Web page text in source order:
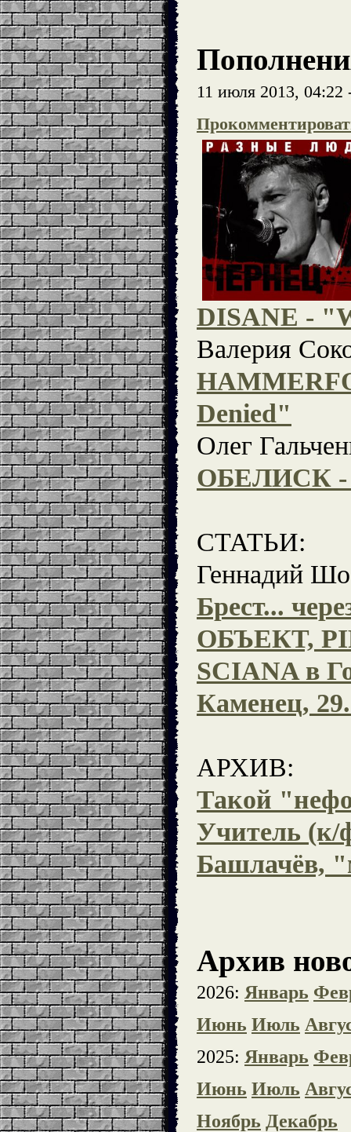
11 июля 2013, 04:22
DISANE -
Валерия
Denied"
Олег
ОБЕЛИСК -
СТАТЬИ:
Геннадий
Брест...
ОБЪЕКТ,
SCIANA в
Каменец,
АРХИВ:
Такой
Учитель
Башлачёв,
Архив
2026: Январь
Июнь Июль
2025: Январь
Июнь Июль
Ноябрь Декабрь